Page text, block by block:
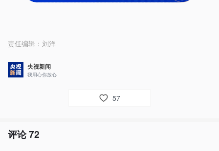
责任编辑： 刘洋
央视新闻
我用心你放心
57
评论72